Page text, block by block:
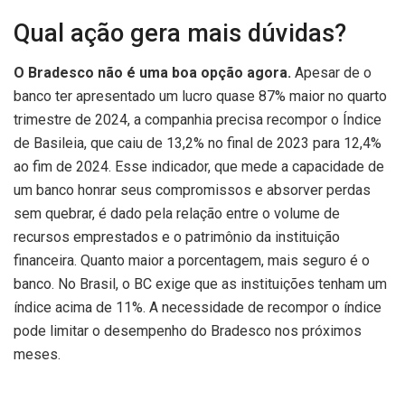
Qual ação gera mais dúvidas?
O Bradesco não é uma boa opção agora. Apesar de o
banco ter apresentado um lucro quase 87% maior no quarto
trimestre de 2024, a companhia precisa recompor o Índice
de Basileia, que caiu de 13,2% no final de 2023 para 12,4%
ao fim de 2024. Esse indicador, que mede a capacidade de
um banco honrar seus compromissos e absorver perdas
sem quebrar, é dado pela relação entre o volume de
recursos emprestados e o patrimônio da instituição
financeira. Quanto maior a porcentagem, mais seguro é o
banco. No Brasil, o BC exige que as instituições tenham um
índice acima de 11%. A necessidade de recompor o índice
pode limitar o desempenho do Bradesco nos próximos
meses.